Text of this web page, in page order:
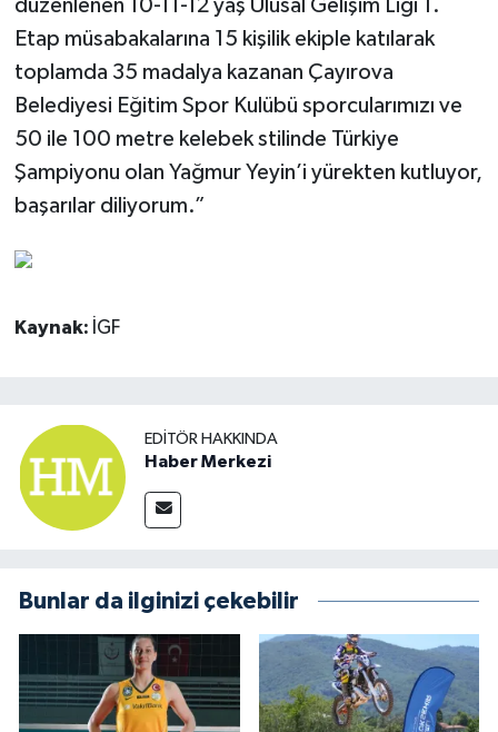
düzenlenen 10-11-12 yaş Ulusal Gelişim Ligi 1.
Etap müsabakalarına 15 kişilik ekiple katılarak
toplamda 35 madalya kazanan Çayırova
Belediyesi Eğitim Spor Kulübü sporcularımızı ve
50 ile 100 metre kelebek stilinde Türkiye
Şampiyonu olan Yağmur Yeyin’i yürekten kutluyor,
başarılar diliyorum.”
Kaynak: İGF
EDITÖR HAKKINDA
Haber Merkezi
Bunlar da ilginizi çekebilir